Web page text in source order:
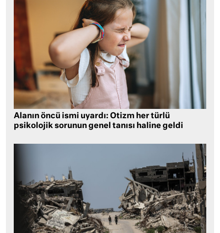
Alanın öncü ismi uyardı: Otizm her türlü
psikolojik sorunun genel tanısı haline geldi